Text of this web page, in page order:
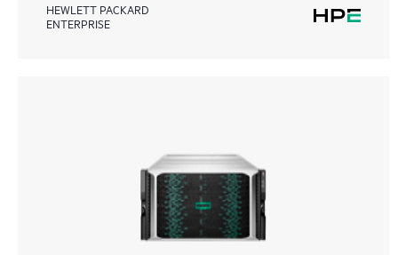
HEWLETT PACKARD
ENTERPRISE